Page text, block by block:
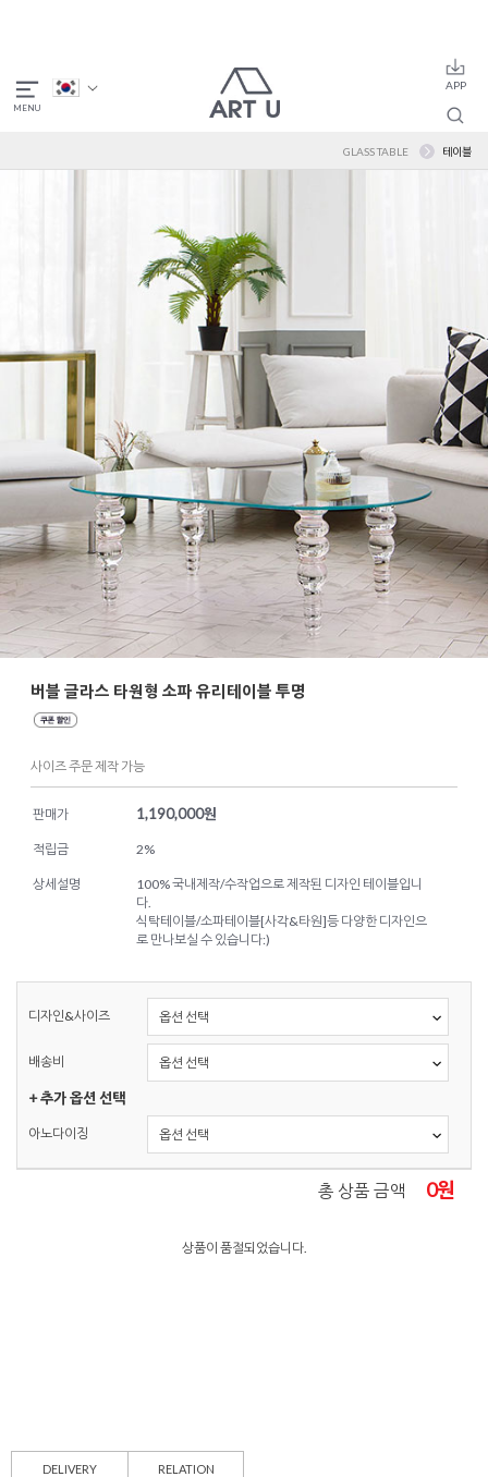
GLASS TABLE 테이블
버블 글라스 타원형 소파 유리테이블 투명
사이즈 주문 제작 가능
판매가 1,190,000원
적립금 2%
상세설명
100% 국내제작/수작업으로 제작된 디자인 테이블입니
다.
식탁테이블/소파테이블[사각&타원]등 다양한 디자인으
로 만나보실 수 있습니다:)
디자인&사이즈
배송비
+ 추가 옵션 선택
아노다이징
총 상품 금액 0원
상품이 품절되었습니다.
DELIVERY RELATION